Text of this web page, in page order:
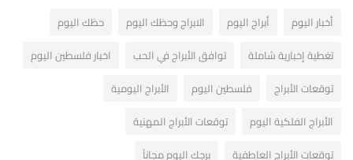
أخبار اليوم أبراج اليوم الابراج وحظك اليوم
حظك اليوم
تغطية إخبارية شاملة
توافق الأبراج في الحب
اخبار فلسطين اليوم
توقعات الأبراج
فلسطين اليوم
الأبراج اليومية
الأبراج الفلكية اليوم
توقعات الأبراج المهنية
توقعات الأبراج العاطفية
برجك اليوم مجاناً